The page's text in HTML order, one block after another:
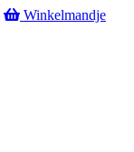
Winkelmandje